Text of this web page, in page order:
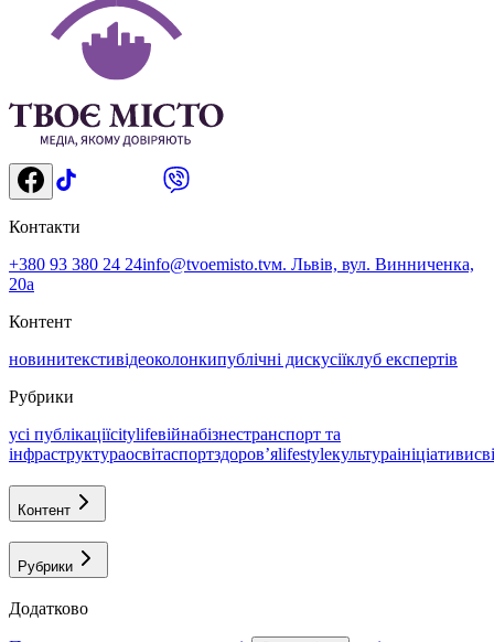
Контакти
+380 93 380 24 24info@tvoemisto.tvм. Львів, вул. Винниченка,
20а
Контент
новинитекстивідеоколонкипублічні дискусіїклуб експертів
Рубрики
усі публікаціїcitylifeвійнабізнестранспорт та
інфраструктураосвітаспортздоровʼяlifestyleкультураініціативи
Контент
Рубрики
Додатково